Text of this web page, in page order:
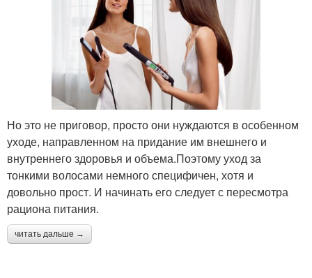
Но это не приговор, просто они нуждаются в особенном
уходе, направленном на придание им внешнего и
внутреннего здоровья и объема.Поэтому уход за
тонкими волосами немного специфичен, хотя и
довольно прост. И начинать его следует с пересмотра
рациона питания.
читать дальше →